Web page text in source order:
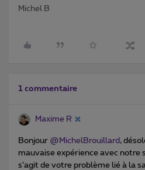
Michel B
1 commentaire
Maxime R
Bonjour @MichelBrouillard ,
mauvaise expérience avec notre
s’agit de votre problème lié à la